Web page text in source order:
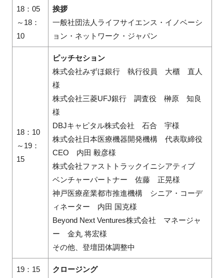
18：05
～ 18：
10
挨拶
一般社団法人ライフサイエンス・イノベーシ
ョン・ネットワーク・ジャパン
18：10
～ 19：
15
ピッチセション
株式会社みずほ銀行 執行役員 大櫃 直人
様
株式会社三菱UFJ銀行 調査役 榊原 知良
様
DBJキャピタル株式会社 石合 宇様
株式会社日本医療機器開発機構 代表取締役
CEO 内田 毅彦様
株式会社ファストトラックイニシアティブ
ベンチャーパートナー 佐藤 正晃様
神戸医療産業都市推進機構 シニア・コーデ
ィネーター 内田 国克様
Beyond Next Ventures株式会社 マネージャ
ー 金丸 将宏様
その他、登壇団体調整中
19：15 クロージング